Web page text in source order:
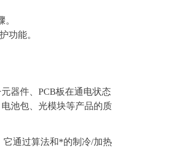
功能。
器件、PCB板在通电状态
池包、光模块等产品的质
它通过算法和*的制冷/加热